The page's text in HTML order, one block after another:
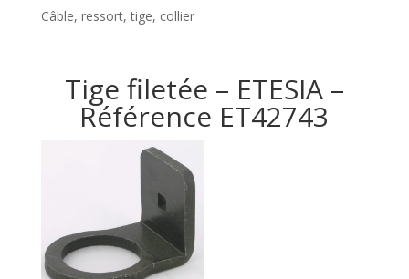
Câble, ressort, tige, collier
Tige filetée – ETESIA –
Référence ET42743